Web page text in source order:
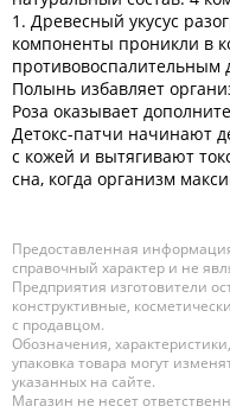
1. Древесный укусус
компоненты проникли в
противовоспалительным
Полынь избавляет
Роза оказывает
Детокс-патчи начинают
с кожей и вытягивают
сна, когда организм
Предоставленная
справочный характер и не
Предприятия изготовители
конструктивные,
с продавцом.
Обозначения,
упаковка товара могут
указанных на сайте.
Магазин не несет